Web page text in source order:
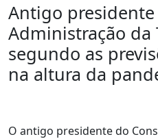
Antigo
Administração da
segundo as
na altura da
O antigo presidente do